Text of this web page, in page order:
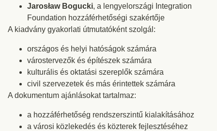
Jarosław Bogucki, a lengyelországi Integration
Foundation hozzáférhetőségi szakértője
A kiadvány gyakorlati útmutatóként szolgál:
országos és helyi hatóságok számára
várostervezők és építészek számára
kulturális és oktatási szereplők számára
civil szervezetek és más érintettek számára
A dokumentum ajánlásokat tartalmaz:
a hozzáférhetőség rendszerszintű kialakításához
a városi közlekedés és közterek fejlesztéséhez